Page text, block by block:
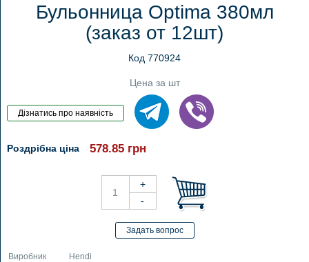
Бульонница Optima 380мл
(заказ от 12шт)
Код 770924
Цена за шт
Роздрібна ціна 578.85 грн
Виробник Hendi